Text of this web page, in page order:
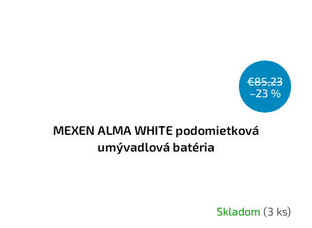
€85,23
–23 %
MEXEN ALMA WHITE podomietková
umývadlová batéria
Skladom (3 ks)